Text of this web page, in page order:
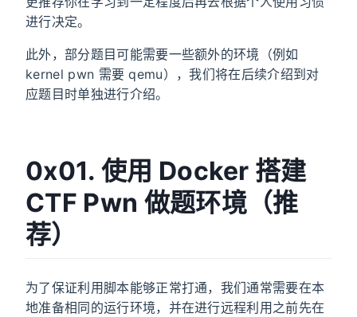
进行决定。
此外，部分题目可能需要一些额外的环境（例如
kernel pwn 需要 qemu），我们将在后续介绍到对
应题目时单独进行介绍。
0x01. 使用 Docker 搭建
CTF Pwn 做题环境（推
荐）
为了保证利用脚本能够正常打通，我们通常需要在本
地准备相同的运行环境，并在进行远程利用之前先在